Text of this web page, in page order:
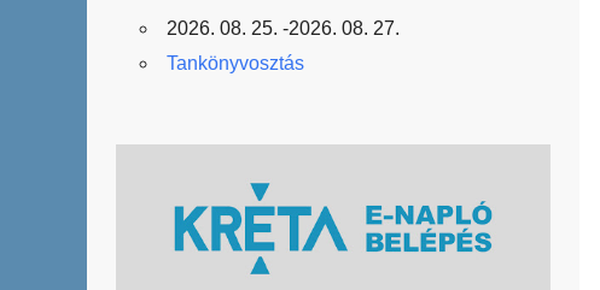
2026. 08. 25. -2026. 08. 27.
Tankönyvosztás